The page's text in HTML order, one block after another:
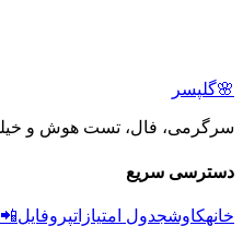
🌸گلپسر
سرگرمی، فال، تست هوش و
دسترسی سریع
خانهکاوشجدول امتیازاتپروفایل